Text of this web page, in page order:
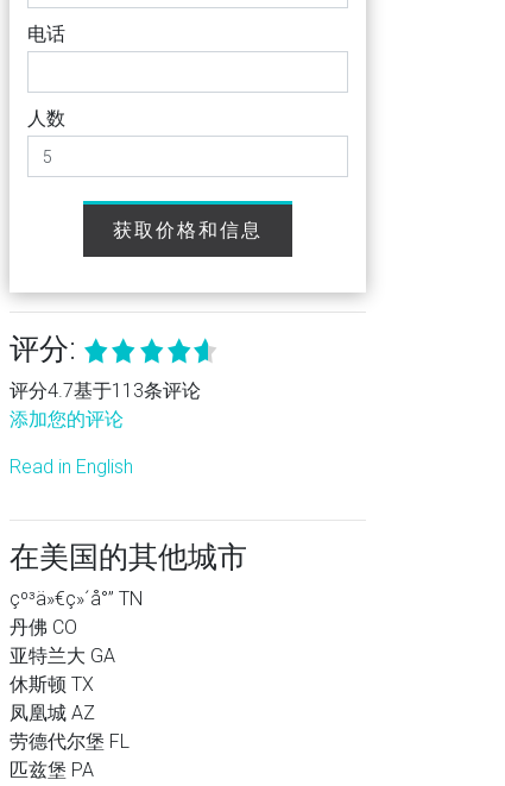
电话
人数
获取价格和信息
评分:
评分4.7基于113条评论
添加您的评论
Read in English
在美国的其他城市
çº³ä»€ç»´å°” TN
丹佛 CO
亚特兰大 GA
休斯顿 TX
凤凰城 AZ
劳德代尔堡 FL
匹兹堡 PA